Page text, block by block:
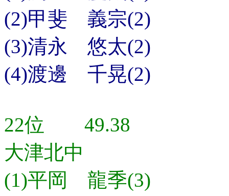
(2)甲斐 義宗(2)
(3)清永 悠太(2)
(4)渡邊 千晃(2)
22位 49.38
大津北中
(1)平岡 龍季(3)